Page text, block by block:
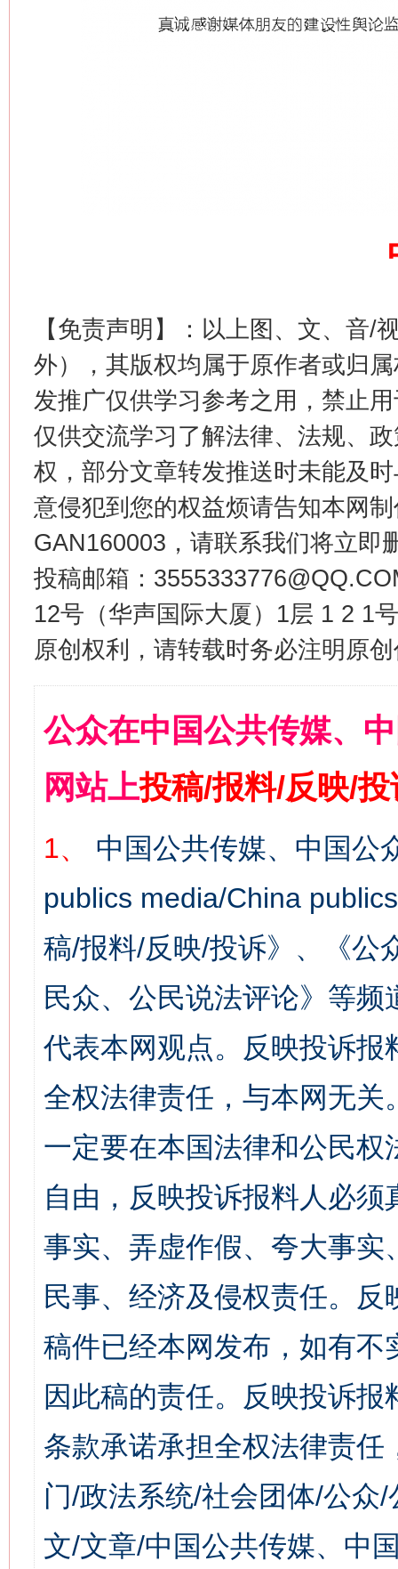
【免责声明】：以上图、文、音/
外），其版权均属于原作者或归
发推广仅供学习参考之用，禁止
仅供交流学习了解法律、法规、
权，部分文章转发推送时未能及
意侵犯到您的权益烦请告知本网
GAN160003，请联系我们将立即
投稿邮箱：
12号（华声国际大厦）1层 1 2 1
原创权利，请转载时务必注明原
公众在中国公共传媒、
网站上投稿/报料/反映/
1、
中国公共传媒、中国公
publics media/China
稿/报料/反映/投诉》、《公
民众、公民说法评论》等
代表本网观点。反映投诉
全权法律责任，与本网无
一定要在本国法律和公民
自由，反映投诉报料人必
事实、弄虚作假、夸大事
民事、经济及侵权责任。
稿件已经本网发布，如有
因此稿的责任。反映投诉
条款承诺承担全权法律责
门/政法系统/社会团体/公众
文/文章/中国公共传媒、中